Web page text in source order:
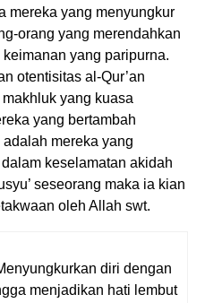
mereka yang menyungkur
orang yang merendahkan
yang paripurna.
otentisitas al-Qur’an
yang kuasa
yang bertambah
adalah mereka yang
keselamatan akidah
seseorang maka ia kian
oleh Allah swt.
diri dengan
menjadikan hati lembut